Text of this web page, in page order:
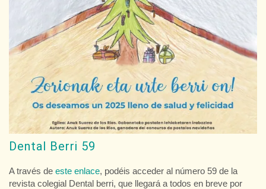
Dental Berri 59
A través de este enlace, podéis acceder al número 59 de la
revista colegial Dental berri, que llegará a todos en breve por